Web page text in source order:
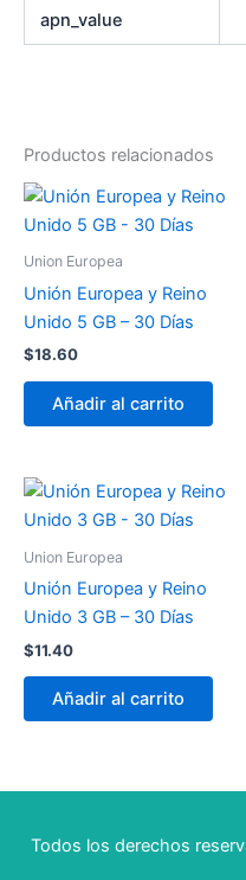
apn_value
Productos relacionados
Union Europea
Unión Europea y Reino
Unido 5 GB – 30 Días
$18.60
Añadir al carrito
Union Europea
Unión Europea y Reino
Unido 3 GB – 30 Días
$11.40
Añadir al carrito
Todos los derechos